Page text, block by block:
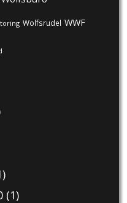
Wolfsrudel WWF
(1)